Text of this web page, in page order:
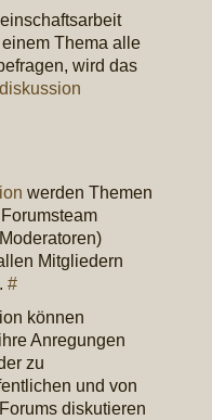
Thema alle
wird das
werden Themen
Mitgliedern
#
können
Anregungen
zu
und von
diskutieren